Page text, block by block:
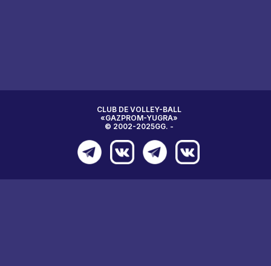
CLUB DE VOLLEY-BALL
«GAZPROM-YUGRA»
© 2002-2025GG. -